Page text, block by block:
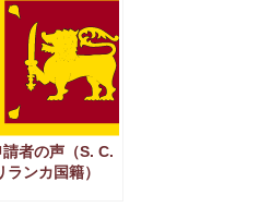
者の声（S. C.
ランカ国籍）